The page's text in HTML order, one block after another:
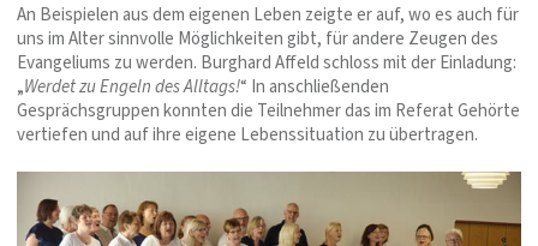
An Beispielen aus dem eigenen Leben zeigte er auf, wo es auch für
uns im Alter sinnvolle Möglichkeiten gibt, für andere Zeugen des
Evangeliums zu werden. Burghard Affeld schloss mit der Einladung:
„Werdet zu Engeln des Alltags!“ In anschließenden
Gesprächsgruppen konnten die Teilnehmer das im Referat Gehörte
vertiefen und auf ihre eigene Lebenssituation zu übertragen.